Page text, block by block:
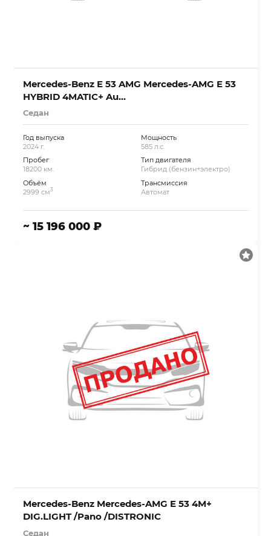
Mercedes-Benz E 53 AMG Mercedes-AMG E 53
HYBRID 4MATIC+ Au…
Седан
Год выпуска
2024 г.
Пробег
18200 км.
Объём
2999 см3
Мощность
585 л.с.
Тип двигателя
Гибрид (бензин+электро)
Трансмиссия
Автомат
~ 15 196 000 ₽
Mercedes-Benz Mercedes-AMG E 53 4M+
DIG.LIGHT /Pano /DISTRONIC
Седан